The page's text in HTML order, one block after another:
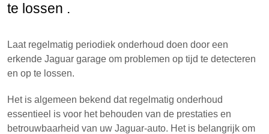
te lossen .
Laat regelmatig periodiek onderhoud doen door een
erkende Jaguar garage om problemen op tijd te detecteren
en op te lossen.
Het is algemeen bekend dat regelmatig onderhoud
essentieel is voor het behouden van de prestaties en
betrouwbaarheid van uw Jaguar-auto. Het is belangrijk om